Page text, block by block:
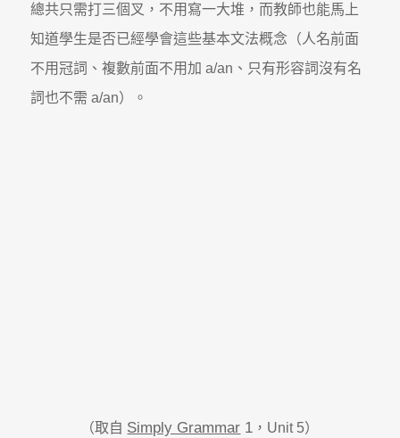
總共只需打三個叉，不用寫一大堆，而教師也能馬上
知道學生是否已經學會這些基本文法概念（人名前面
不用冠詞、複數前面不用加 a/an、只有形容詞沒有名
詞也不需 a/an）。
（取自 Simply Grammar 1 ，Unit 5）